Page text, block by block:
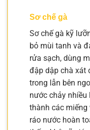
Sơ chế gà
Sơ chế gà kỹ
bỏ mùi tanh và
rửa sạch, dùng
đập dập chà xát
trong lẫn bên
nước chảy nhiều
thành các miếng
ráo nước hoàn